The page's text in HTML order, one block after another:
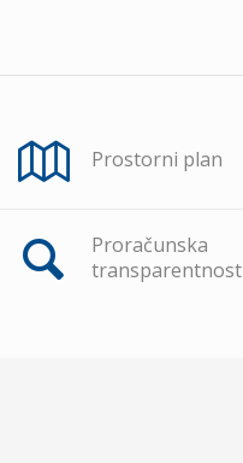
Prostorni plan
Proračunska
transparentnost